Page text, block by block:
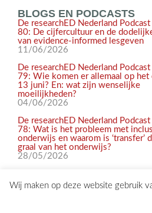
BLOGS EN PODCASTS
De researchED Nederland
80: De cijfercultuur en de
van evidence-informed lesgeven
11/06/2026
De researchED Nederland
79: Wie komen er allemaal op het
13 juni? En: wat zijn wenselijke
moeilijkheden?
04/06/2026
De researchED Nederland
78: Wat is het probleem met
onderwijs en waarom is ‘transfer’
graal van het onderwijs?
28/05/2026
Wij maken op deze website gebruik